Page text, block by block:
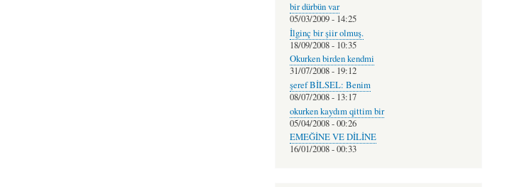
bir dürbün var
05/03/2009 - 14:25
İlginç bir şiir olmuş.
18/09/2008 - 10:35
Okurken birden kendmi
31/07/2008 - 19:12
şeref BİLSEL: Benim
08/07/2008 - 13:17
okurken kaydım qittim bir
05/04/2008 - 00:26
EMEĞİNE VE DİLİNE
16/01/2008 - 00:33